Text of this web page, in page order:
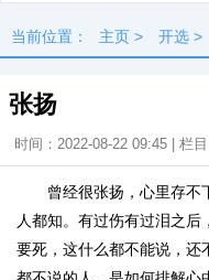
当前位置： 主页 > 开选 >
张扬
时间：2022-08-22 09:45 | 栏目
曾经很张扬，心里存不
人都知。有过伤有过泪之
要死，这什么都不能说，还